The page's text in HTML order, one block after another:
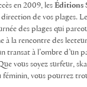
en 2009, les Éditions
de vos plages. Le
des plages qui
à la rencontre des
transat à l’ombre d’un
vous soyez surfeur,
féminin, vous pourrez